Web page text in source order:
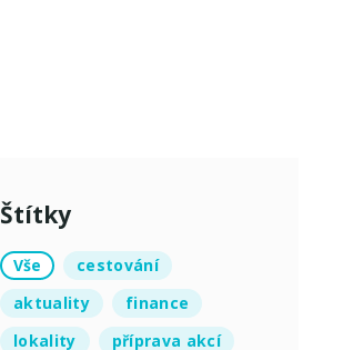
Štítky
Vše
cestování
aktuality
finance
lokality
příprava akcí